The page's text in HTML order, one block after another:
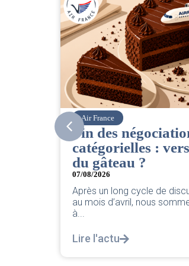
Corsair
CSE. Juillet
06/08/2026|ACCÈS
Retrouvez le compte
2026 par votre
Lire l'actu